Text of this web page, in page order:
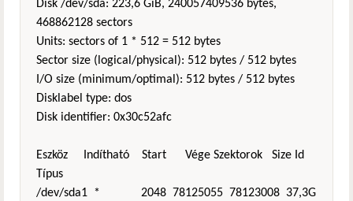
Disk /dev/sda: 223,6 GiB, 240057409536 bytes,
468862128 sectors
Units: sectors of 1 * 512 = 512 bytes
Sector size (logical/physical): 512 bytes / 512 bytes
I/O size (minimum/optimal): 512 bytes / 512 bytes
Disklabel type: dos
Disk identifier: 0x30c52afc
Eszköz Indítható Start Vége Szektorok Size Id
Típus
/dev/sda1 * 2048 78125055 78123008 37,3G